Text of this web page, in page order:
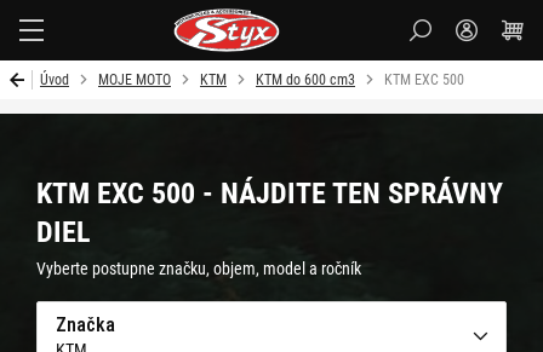
Úvod MOJE MOTO KTM KTM do 600 cm3 KTM EXC 500
KTM EXC 500 - NÁJDITE TEN SPRÁVNY
DIEL
Vyberte postupne značku, objem, model a ročník
Značka